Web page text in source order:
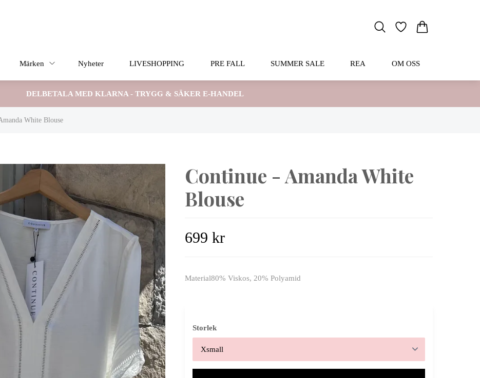
Märken Nyheter LIVESHOPPING PRE FALL SUMMER SALE REA OM OSS
DELBETALA MED KLARNA - TRYGG & SÄKER E-HANDEL
White Blouse
Continue - Amanda White
Blouse
699 kr
Material80% Viskos, 20% Polyamid
Storlek